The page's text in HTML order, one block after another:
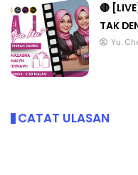
🔴
TAK
Yu.
CATAT ULASAN